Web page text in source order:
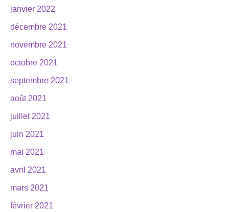
janvier 2022
décembre 2021
novembre 2021
octobre 2021
septembre 2021
août 2021
juillet 2021
juin 2021
mai 2021
avril 2021
mars 2021
février 2021